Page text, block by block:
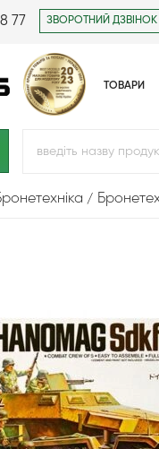
77 ЗВОРОТНИЙ ДЗВІНОК
ТОВАРИ